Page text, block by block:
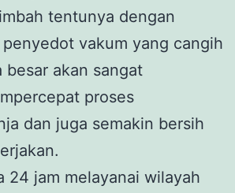
tentunya dengan
vakum yang cangih
besar akan sangat
proses
dan juga semakin bersih
24 jam melayanai wilayah